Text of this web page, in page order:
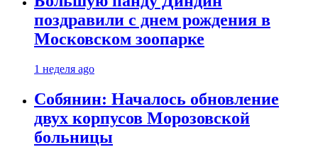
поздравили с днем рождения в
Московском зоопарке
1 неделя ago
Собянин: Началось обновление
двух корпусов Морозовской
больницы